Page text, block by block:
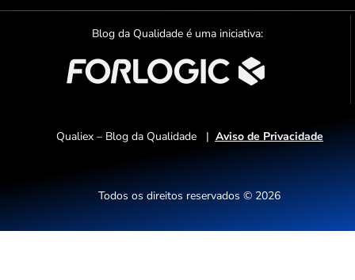
o
t
i
f
y
Blog da Qualidade é uma iniciativa:
Qualiex – Blog da Qualidade | Aviso de Privacidade
Todos os direitos reservados © 2026